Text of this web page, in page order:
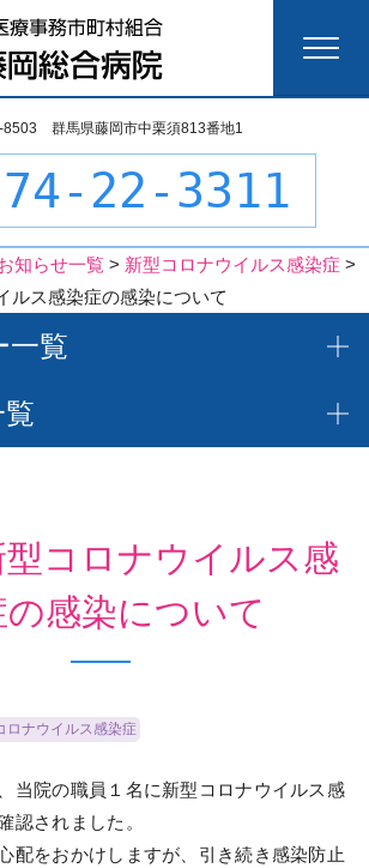
8503 群馬県藤岡市中栗須813番地1
22-3311
知らせ一覧 > 新型コロナウイルス感染症 >
ルス感染症の感染について
一覧
覧
コロナウイルス感
の感染について
ロナウイルス感染症
当院の職員１名に新型コロナウイルス感
認されました。
配をおかけしますが、引き続き感染防止